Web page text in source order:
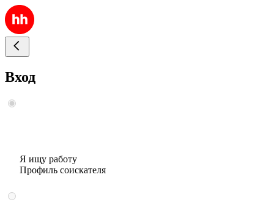
Вход
Я ищу работу
Профиль соискателя